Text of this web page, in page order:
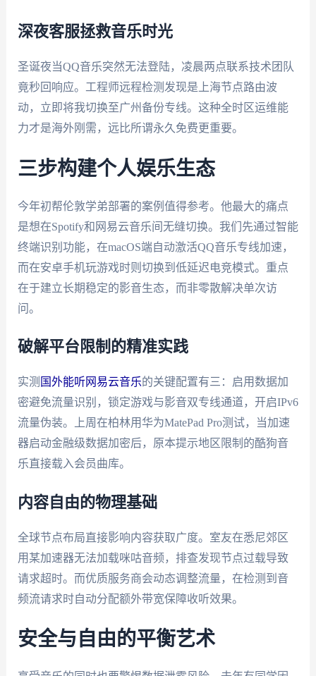
深夜客服拯救音乐时光
圣诞夜当QQ音乐突然无法登陆，凌晨两点联系技术团队
竟秒回响应。工程师远程检测发现是上海节点路由波
动，立即将我切换至广州备份专线。这种全时区运维能
力才是海外刚需，远比所谓永久免费更重要。
三步构建个人娱乐生态
今年初帮伦敦学弟部署的案例值得参考。他最大的痛点
是想在Spotify和网易云音乐间无缝切换。我们先通过智能
终端识别功能，在macOS端自动激活QQ音乐专线加速，
而在安卓手机玩游戏时则切换到低延迟电竞模式。重点
在于建立长期稳定的影音生态，而非零散解决单次访
问。
破解平台限制的精准实践
实测 国外能听网易云音乐的关键配置有三：启用数据加
密避免流量识别，锁定游戏与影音双专线通道，开启IPv6
流量伪装。上周在柏林用华为MatePad Pro测试，当加速
器启动金融级数据加密后，原本提示地区限制的酷狗音
乐直接载入会员曲库。
内容自由的物理基础
全球节点布局直接影响内容获取广度。室友在悉尼郊区
用某加速器无法加载咪咕音频，排查发现节点过载导致
请求超时。而优质服务商会动态调整流量，在检测到音
频流请求时自动分配额外带宽保障收听效果。
安全与自由的平衡艺术